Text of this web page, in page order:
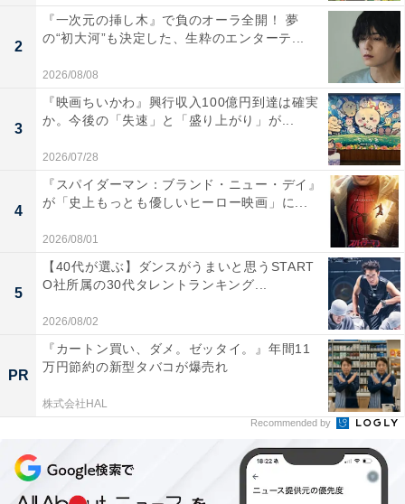
ありながら自由獲得枠でヤクルトに入団した割には注目
度はさほど高いものではありませんでした。
しかし、いざシーズンが明けるとルーキーイヤーの2002
年から先発ローテーションに入りいきなり12勝をマーク
して新人王を獲得。秋田県出身の選手としては史上初と
いう快挙も成し遂げました。その後もコンスタントに2
桁勝利をマークし続け、現役18年間で11度の2桁勝利は
現役選手で最多の記録となっています。
2
『一次元の挿し木』で負のオーラ全開！ 夢
の“初大河”も決定した、生粋のエンターテ...
2026/08/08
3
『映画ちいかわ』興行収入100億円到達は確実
か。今後の「失速」と「盛り上がり」が...
2026/07/28
4
『スパイダーマン：ブランド・ニュー・デイ』
が「史上もっとも優しいヒーロー映画」に...
2026/08/01
5
【40代が選ぶ】ダンスがうまいと思うSTART
O社所属の30代タレントランキング...
2026/08/02
PR
『カートン買い、ダメ。ゼッタイ。』年間11
万円節約の新型タバコが爆売れ
株式会社HAL
Recommended by